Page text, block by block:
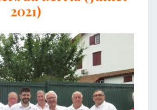
2021)